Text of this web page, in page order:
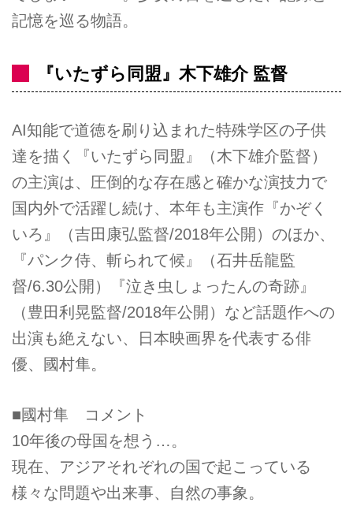
記憶を巡る物語。
『いたずら同盟』木下雄介 監督
AI知能で道徳を刷り込まれた特殊学区の子供
達を描く『いたずら同盟』（木下雄介監督）
の主演は、圧倒的な存在感と確かな演技力で
国内外で活躍し続け、本年も主演作『かぞく
いろ』（吉田康弘監督/2018年公開）のほか、
『パンク侍、斬られて候』（石井岳龍監
督/6.30公開）『泣き虫しょったんの奇跡』
（豊田利晃監督/2018年公開）など話題作への
出演も絶えない、日本映画界を代表する俳
優、國村隼。
■國村隼 コメント
10年後の母国を想う…。
現在、アジアそれぞれの国で起こっている
様々な問題や出来事、自然の事象。